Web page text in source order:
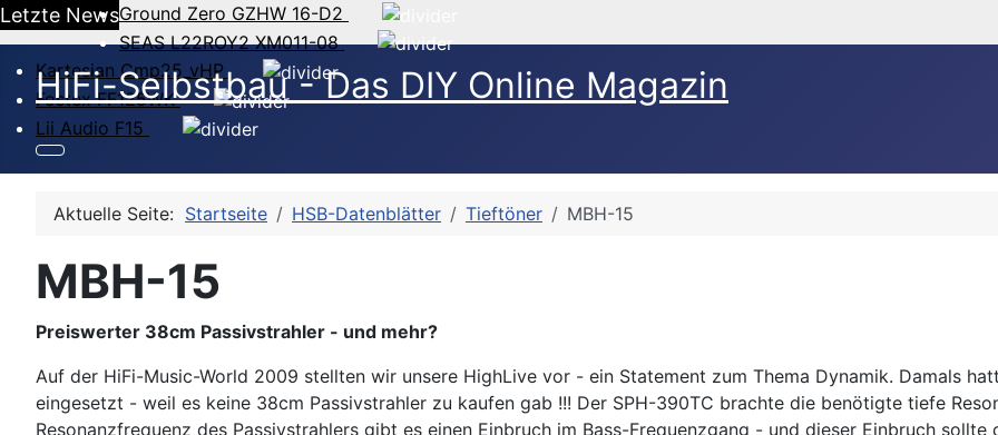
Letzte NewsGround Zero GZHW 16-D2
SEAS L22ROY2 XM011-08
Kartesian Cmp25_vHP
Fostex FF125WK
Lii Audio F15
HiFi-Selbstbau - Das DIY Online Magazin
Aktuelle Seite: Startseite HSB-Datenblätter Tieftöner MBH-15
MBH-15
Preiswerter 38cm Passivstrahler - und mehr?
Auf der HiFi-Music-World 2009 stellten wir unsere HighLive vor - ein Statement zum Thema Dynamik. Damals
eingesetzt - weil es keine 38cm Passivstrahler zu kaufen gab !!! Der SPH-390TC brachte die benötigte tiefe
Resonanzfrequenz des Passivstrahlers gibt es einen Einbruch im Bass-Frequenzgang - und dieser Einbruch